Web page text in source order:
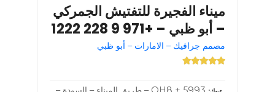
ميناء الفجيرة للتفتيش الجمركي
– أبو ظبي – +971 9 228 1222
مصمم جرافيك – الامارات – أبو ظبي